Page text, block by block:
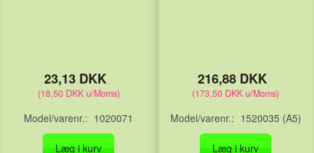
23,13 DKK
(18,50 DKKu/Moms)
Model/varenr.: 1020071
Læg i kurv
216,88 DKK
(173,50 DKK u/Moms)
Model/varenr.: 1520035 (A5)
Læg i kurv